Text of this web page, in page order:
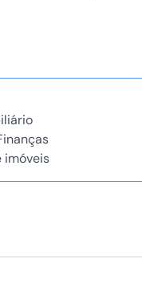
imóveis